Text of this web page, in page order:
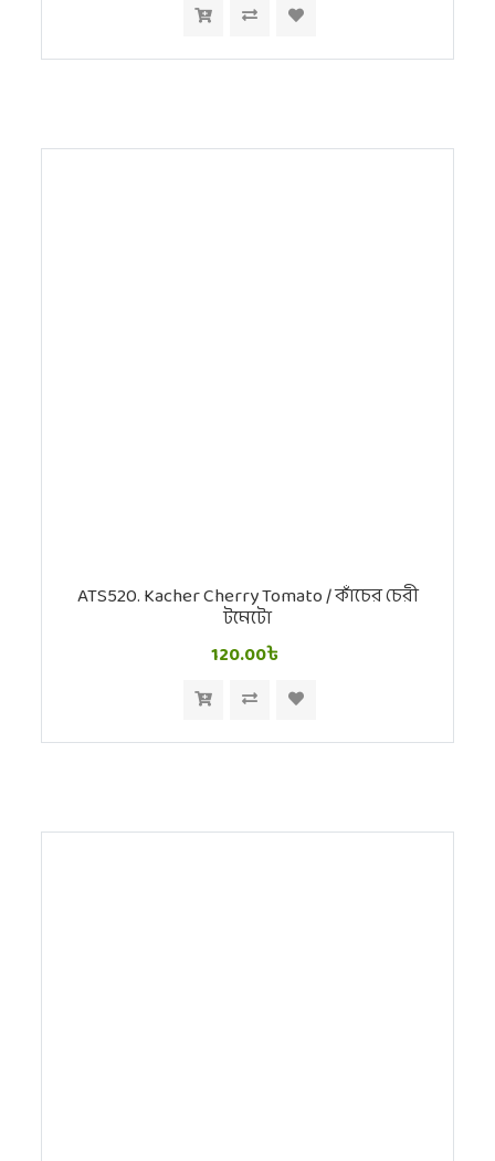
ATS520. Kacher Cherry Tomato / কাঁচের চেরী
টমেটো
120.00৳